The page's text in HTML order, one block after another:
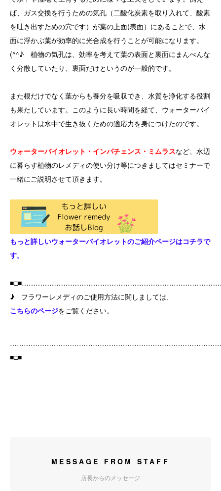
ば、ガス交換を行うための気孔（二酸化炭素を取り入れて、酸素
を吐き出すための穴です）が葉の上面(表面）にあることで、水
面に浮かぶ葉が効率的に光合成を行うことが可能になります。
(^^♪ 植物の気孔は、効率を考えて葉の表面と裏面にまんべんな
く分散していたり、裏面だけというのが一般的です。
また根だけでなく葉からも養分を吸収でき、水質を浄化する役割
も果たしています。このように長い時間を経て、ウォーターバイ
オレットは水中で生き抜くための適応力を身につけたのです。
ウォーターバイオレット・インパチェンス・ミムラスなど、水辺
に暮らす植物のレメディの使い分け等につきましてはセミナーで
一緒にご説明させて頂きます。
もっと詳しいウォーターバイオレットのご紹介ページはコチラで
す。
♪ フラワーレメディのご使用方法に関しましては、
こちらのページをご覧ください。
■□■
MESSAGE FROM STAFF
店長からのメッセージ